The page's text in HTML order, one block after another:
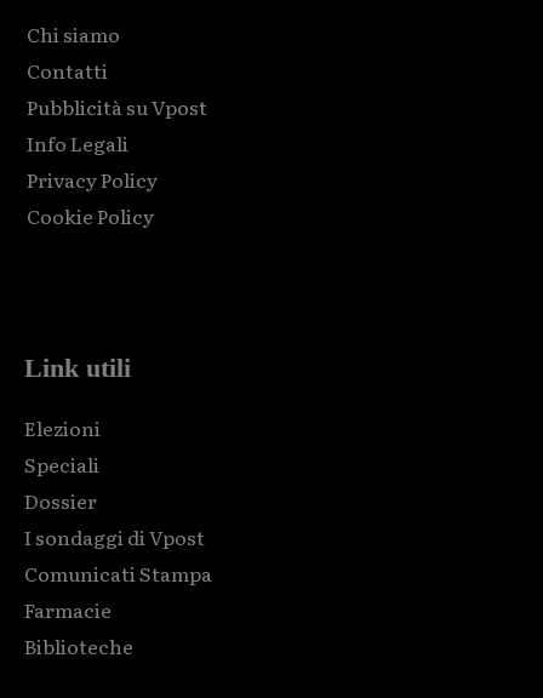
Chi siamo
Contatti
Pubblicità su Vpost
Info Legali
Privacy Policy
Cookie Policy
Link utili
Elezioni
Speciali
Dossier
I sondaggi di Vpost
Comunicati Stampa
Farmacie
Biblioteche